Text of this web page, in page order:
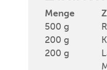
500 g
200 g
200 g